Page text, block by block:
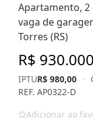
Apartamento, 2
vaga de
Torres (RS)
R$
IPTUR$ 980,00 ·
REF. AP0322-D
Adicionar ao